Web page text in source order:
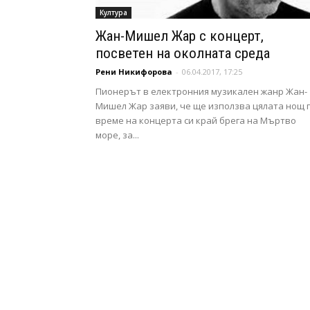
Култура
Жан-Мишел Жар с концерт,
посветен на околната среда
Рени Никифорова - 06.04.2017, 17:25
Пионерът в електронния музикален жанр Жан-
Мишел Жар заяви, че ще използва цялата нощ
време на концерта си край брега на Мъртво
море, за...